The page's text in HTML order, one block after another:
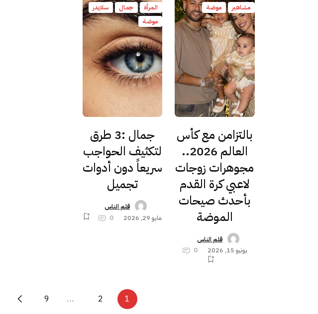
مشاهير
موضة
بالتزامن مع كأس
العالم 2026..
مجوهرات زوجات
لاعبي كرة القدم
بأحدث صيحات
الموضة
قلم الناس
يونيو 15, 2026
0
المرأة
جمال
سلايدر
موضة
جمال :3 طرق
لتكثيف الحواجب
سريعاً دون أدوات
تجميل
قلم الناس
مايو 29, 2026
0
1
2
…
9